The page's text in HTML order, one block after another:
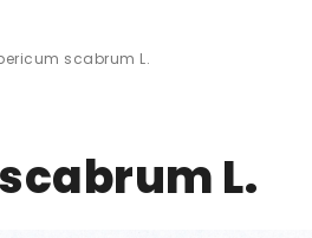
scabrum L.
L.